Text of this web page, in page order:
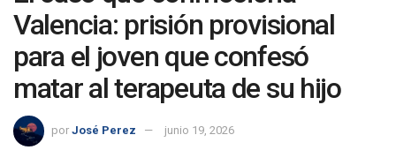
Valencia: prisión provisional
para el joven que confesó
matar al terapeuta de su hijo
por José Perez junio 19, 2026